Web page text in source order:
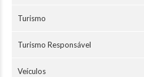
Turismo
Turismo Responsável
Veículos